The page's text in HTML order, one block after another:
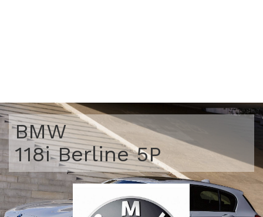
BMW
118i Berline 5P